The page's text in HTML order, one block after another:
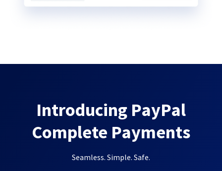
Introducing PayPal
Complete Payments
Seamless. Simple. Safe.